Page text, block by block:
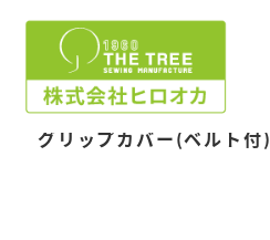
グリップカバー(ベルト付)